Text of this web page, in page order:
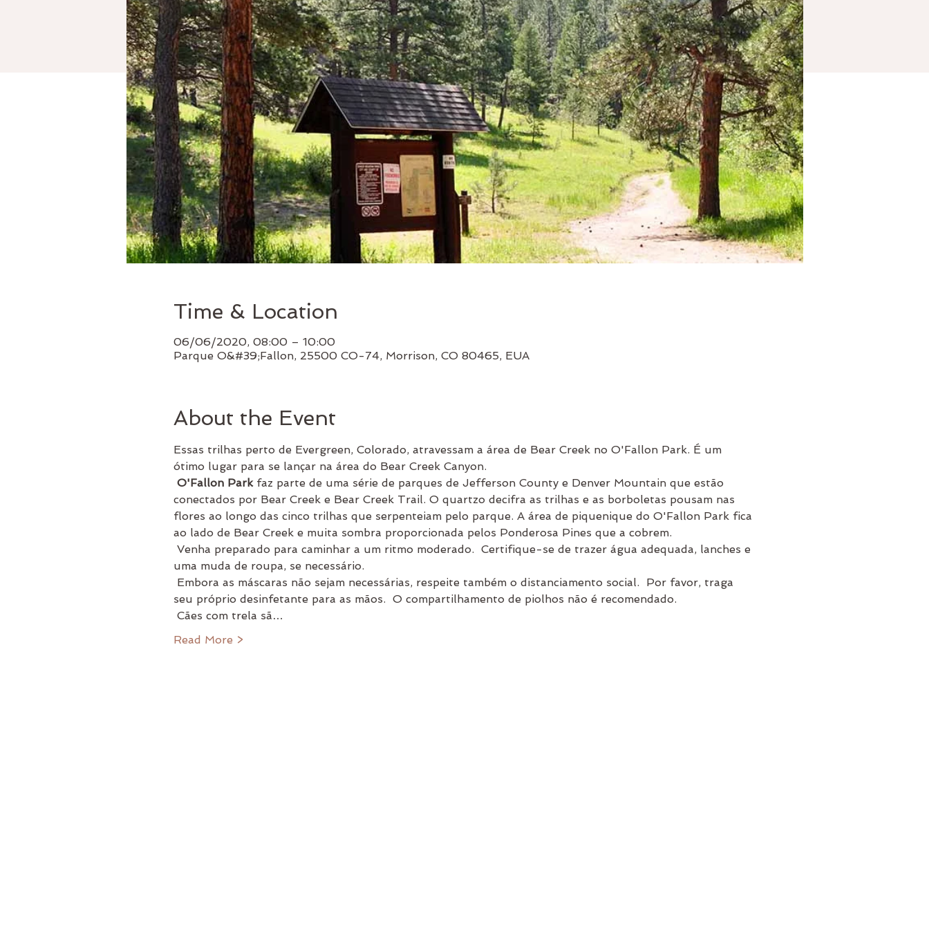
Time & Location
06/06/2020, 08:00 – 10:00
Parque O&#39;Fallon, 25500 CO-74, Morrison, CO 80465, EUA
About the Event
Essas trilhas perto de Evergreen, Colorado, atravessam a área de Bear Creek no O'Fallon Park. É um
ótimo lugar para se lançar na área do Bear Creek Canyon.
O'Fallon Park faz parte de uma série de parques de Jefferson County e Denver Mountain que estão
conectados por Bear Creek e Bear Creek Trail. O quartzo decifra as trilhas e as borboletas pousam nas
flores ao longo das cinco trilhas que serpenteiam pelo parque. A área de piquenique do O'Fallon Park fica
ao lado de Bear Creek e muita sombra proporcionada pelos Ponderosa Pines que a cobrem.
uma muda de roupa, se necessário.
seu próprio desinfetante para as mãos.  O compartilhamento de piolhos não é recomendado.
Cães com trela sã…
Read More >